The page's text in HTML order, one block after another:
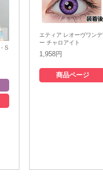
- S
エティア レオーヴワンデ
ー チャロアイト
1,958円
商品ページ